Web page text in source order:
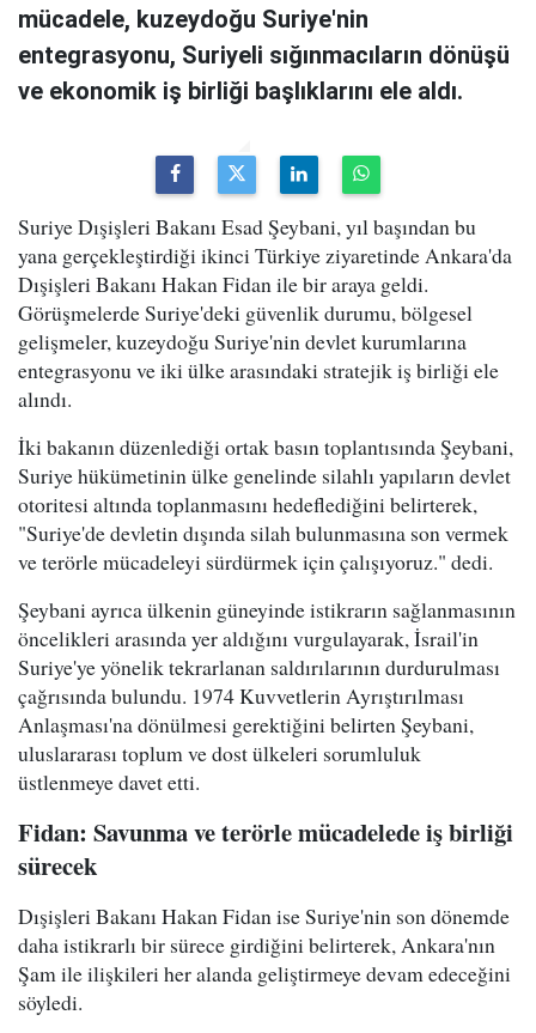
mücadele, kuzeydoğu Suriye'nin
entegrasyonu, Suriyeli sığınmacıların dönüşü
ve ekonomik iş birliği başlıklarını ele aldı.
Suriye Dışişleri Bakanı Esad Şeybani, yıl başından bu
yana gerçekleştirdiği ikinci Türkiye ziyaretinde Ankara'da
Dışişleri Bakanı Hakan Fidan ile bir araya geldi.
Görüşmelerde Suriye'deki güvenlik durumu, bölgesel
gelişmeler, kuzeydoğu Suriye'nin devlet kurumlarına
entegrasyonu ve iki ülke arasındaki stratejik iş birliği ele
alındı.
İki bakanın düzenlediği ortak basın toplantısında Şeybani,
Suriye hükümetinin ülke genelinde silahlı yapıların devlet
otoritesi altında toplanmasını hedeflediğini belirterek,
"Suriye'de devletin dışında silah bulunmasına son vermek
ve terörle mücadeleyi sürdürmek için çalışıyoruz." dedi.
Şeybani ayrıca ülkenin güneyinde istikrarın sağlanmasının
öncelikleri arasında yer aldığını vurgulayarak, İsrail'in
Suriye'ye yönelik tekrarlanan saldırılarının durdurulması
çağrısında bulundu. 1974 Kuvvetlerin Ayrıştırılması
Anlaşması'na dönülmesi gerektiğini belirten Şeybani,
uluslararası toplum ve dost ülkeleri sorumluluk
üstlenmeye davet etti.
Fidan: Savunma ve terörle mücadelede iş birliği
sürecek
Dışişleri Bakanı Hakan Fidan ise Suriye'nin son dönemde
daha istikrarlı bir sürece girdiğini belirterek, Ankara'nın
Şam ile ilişkileri her alanda geliştirmeye devam edeceğini
söyledi.